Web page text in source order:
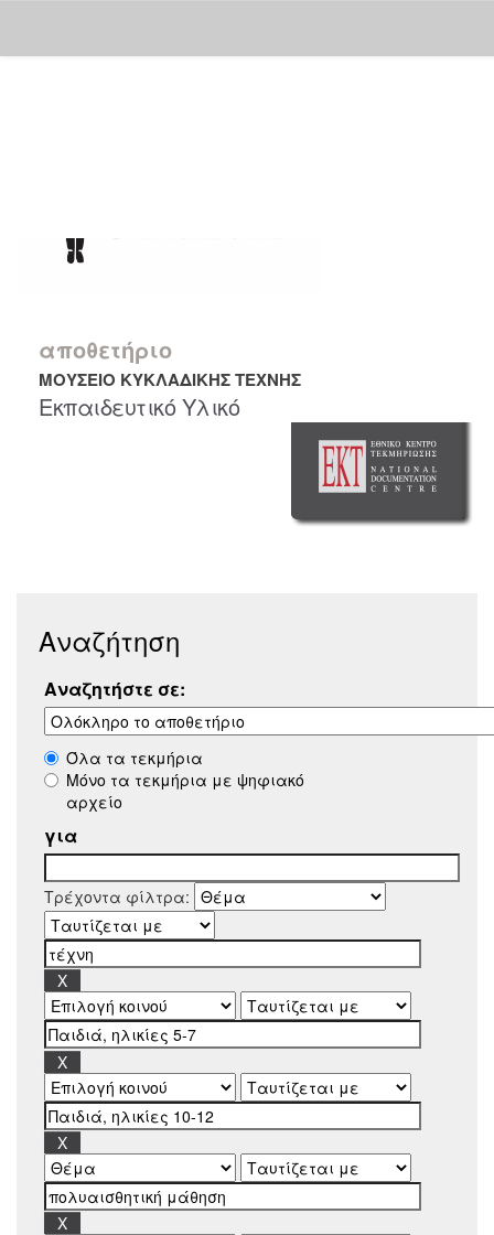
αποθετήριο
ΜΟΥΣΕΙΟ ΚΥΚΛΑΔΙΚΗΣ ΤΕΧΝΗΣ
Εκπαιδευτικό Υλικό
Αναζήτηση
Αναζητήστε σε:
Όλα τα τεκμήρια
Μόνο τα τεκμήρια με ψηφιακό
αρχείο
για
Τρέχοντα φίλτρα: